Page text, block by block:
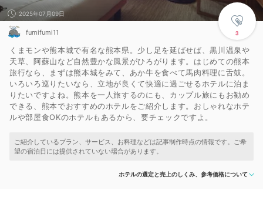
3
2025年07月09日
fumifumi11
くまモンや熊本城で有名な熊本県。少し足を延ばせば、黒川温泉や
天草、阿蘇山など自然豊かな風景がひろがります。はじめての熊本
旅行なら、まずは熊本城をみて、あか牛を食べて馬肉料理に舌鼓。
いろいろ巡りたいなら、立地が良くて快適に過ごせるホテルに泊ま
りたいですよね。熊本を一人旅するのにも、カップル旅にもお勧め
できる、熊本でおすすめのホテルをご紹介します。おしゃれなホテ
ルや部屋食OKのホテルもあるから、要チェックですよ。
ホテルの選定と売上のしくみ、参考価格について